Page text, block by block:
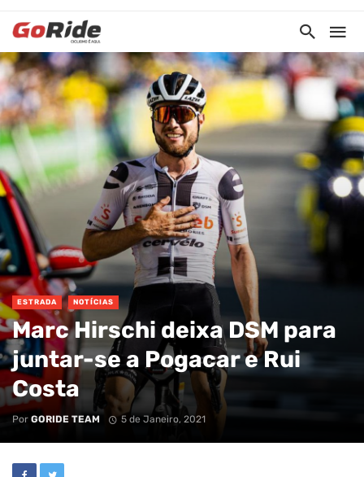
ESTRADA NOTÍCIAS
Marc Hirschi deixa DSM para
juntar-se a Pogacar e Rui
Costa
Por GORIDE TEAM 5 de Janeiro, 2021